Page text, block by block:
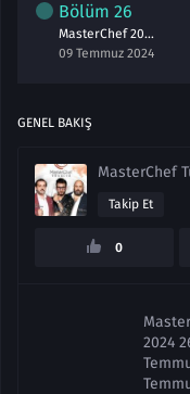
Bölüm 26
MasterChef 2024 26.Bölüm izle 9 Temmuz
09 Temmuz 2024
GENEL BAKIŞ
MasterChef
Takip Et
0
2024